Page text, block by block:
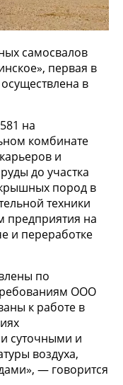
самосвалов
первая в
в
на
комбинате
и
до участка
пород в
техники
предприятия на
и переработке
по
ООО
к работе в
суточными и
воздуха,
— говорится